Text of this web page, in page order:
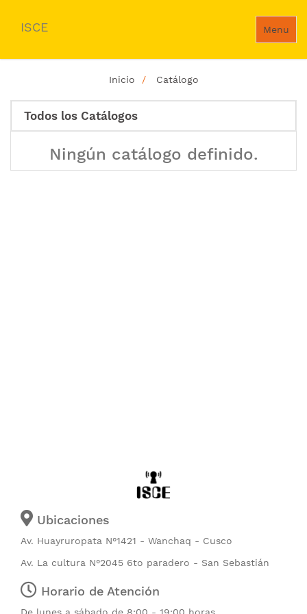
Menu
ISCE
Inicio Catálogo
Todos los Catálogos
Ningún catálogo definido.
Ubicaciones
Av. Huayruropata N°1421 - Wanchaq - Cusco
Av. La cultura N°2045 6to paradero - San Sebastián
Horario de Atención